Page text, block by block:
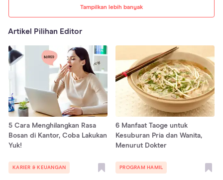
Tampilkan lebih banyak
Artikel Pilihan Editor
5 Cara Menghilangkan Rasa
Bosan di Kantor, Coba Lakukan
Yuk!
KARIER & KEUANGAN
6 Manfaat Taoge untuk
Kesuburan Pria dan Wanita,
Menurut Dokter
PROGRAM HAMIL